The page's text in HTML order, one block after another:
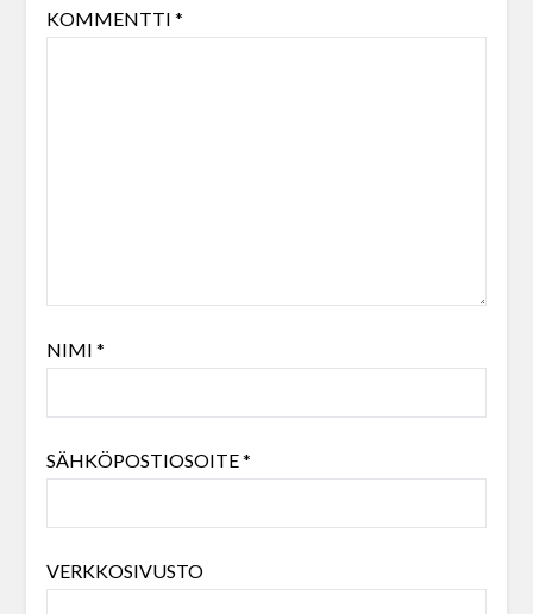
KOMMENTTI *
NIMI *
SÄHKÖPOSTIOSOITE*
VERKKOSIVUSTO